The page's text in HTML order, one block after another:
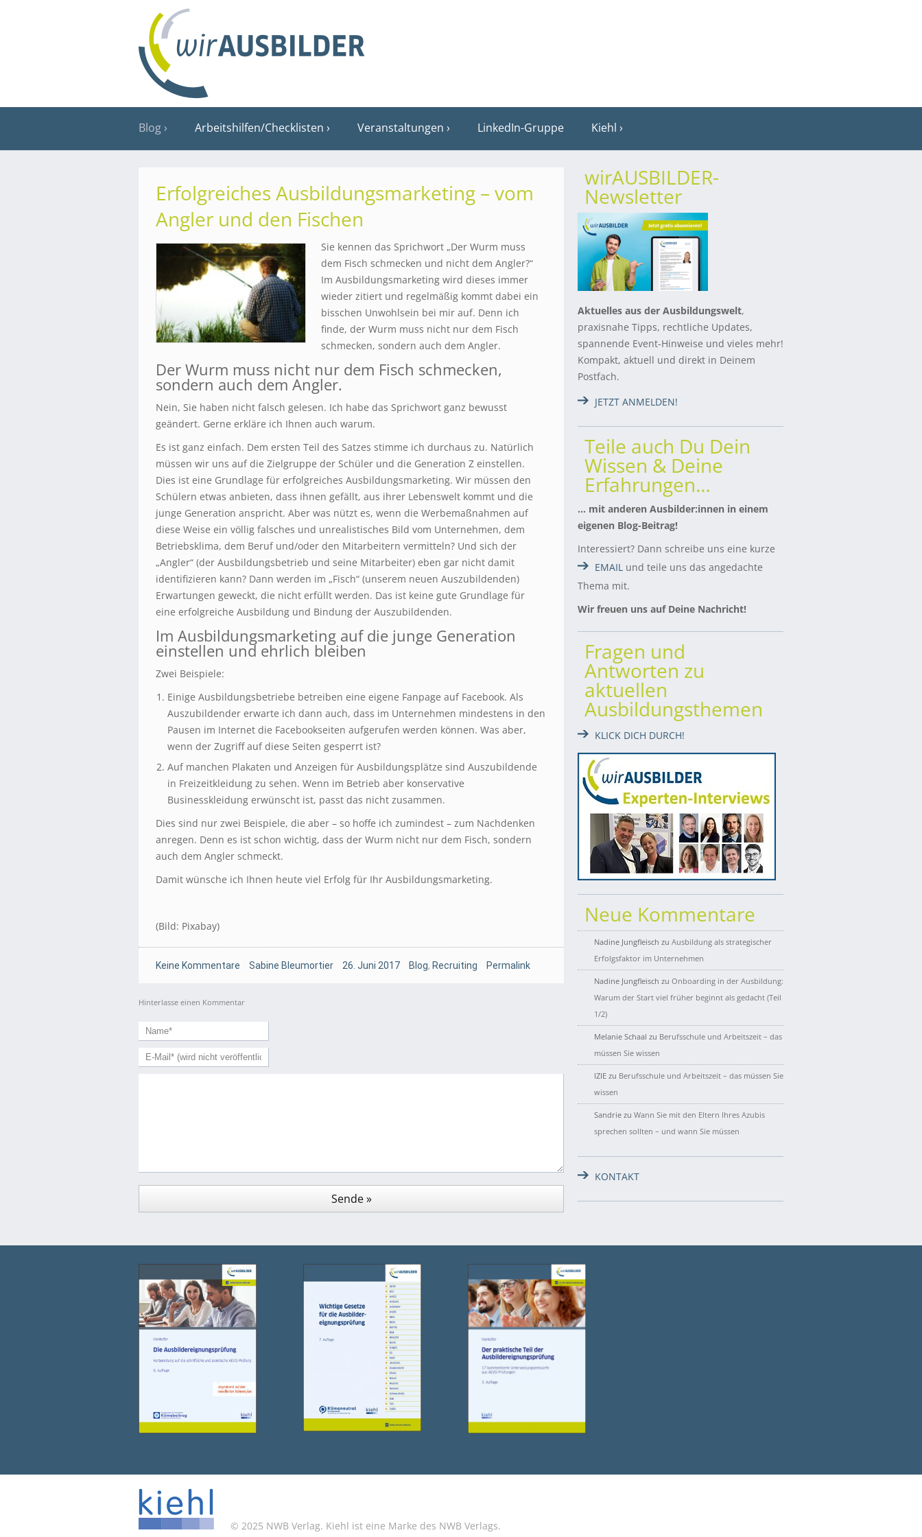
Blog Arbeitshilfen/Checklisten Veranstaltungen LinkedIn-Gruppe Kiehl
Erfolgreiches Ausbildungsmarketing – vom
Angler und den Fischen
Sie kennen das Sprichwort „Der Wurm muss
dem Fisch schmecken und nicht dem Angler?“
Im Ausbildungsmarketing wird dieses immer
wieder zitiert und regelmäßig kommt dabei ein
bisschen Unwohlsein bei mir auf. Denn ich
finde, der Wurm muss nicht nur dem Fisch
schmecken, sondern auch dem Angler.
Der Wurm muss nicht nur dem Fisch schmecken,
sondern auch dem Angler.
Nein, Sie haben nicht falsch gelesen. Ich habe das Sprichwort ganz bewusst
geändert. Gerne erkläre ich Ihnen auch warum.
Es ist ganz einfach. Dem ersten Teil des Satzes stimme ich durchaus zu. Natürlich
müssen wir uns auf die Zielgruppe der Schüler und die Generation Z einstellen.
Dies ist eine Grundlage für erfolgreiches Ausbildungsmarketing. Wir müssen den
Schülern etwas anbieten, dass ihnen gefällt, aus ihrer Lebenswelt kommt und die
junge Generation anspricht. Aber was nützt es, wenn die Werbemaßnahmen auf
diese Weise ein völlig falsches und unrealistisches Bild vom Unternehmen, dem
Betriebsklima, dem Beruf und/oder den Mitarbeitern vermitteln? Und sich der
„Angler“ (der Ausbildungsbetrieb und seine Mitarbeiter) eben gar nicht damit
identifizieren kann? Dann werden im „Fisch“ (unserem neuen Auszubildenden)
Erwartungen geweckt, die nicht erfüllt werden. Das ist keine gute Grundlage für
eine erfolgreiche Ausbildung und Bindung der Auszubildenden.
Im Ausbildungsmarketing auf die junge Generation
einstellen und ehrlich bleiben
Zwei Beispiele:
Einige Ausbildungsbetriebe betreiben eine eigene Fanpage auf Facebook. Als
Auszubildender erwarte ich dann auch, dass im Unternehmen mindestens in den
Pausen im Internet die Facebookseiten aufgerufen werden können. Was aber,
wenn der Zugriff auf diese Seiten gesperrt ist?
Auf manchen Plakaten und Anzeigen für Ausbildungsplätze sind Auszubildende
in Freizeitkleidung zu sehen. Wenn im Betrieb aber konservative
Businesskleidung erwünscht ist, passt das nicht zusammen.
Dies sind nur zwei Beispiele, die aber – so hoffe ich zumindest – zum Nachdenken
anregen. Denn es ist schon wichtig, dass der Wurm nicht nur dem Fisch, sondern
auch dem Angler schmeckt.
Damit wünsche ich Ihnen heute viel Erfolg für Ihr Ausbildungsmarketing.
(Bild: Pixabay)
Keine Kommentare Sabine Bleumortier 26. Juni 2017 Blog, Recruiting Permalink
Hinterlasse einen Kommentar
wirAUSBILDER-
Newsletter
Aktuelles aus der Ausbildungswelt,
praxisnahe Tipps, rechtliche Updates,
spannende Event-Hinweise und vieles mehr!
Kompakt, aktuell und direkt in Deinem
Postfach.
JETZT ANMELDEN!
Teile auch Du Dein
Wissen & Deine
Erfahrungen…
… mit anderen Ausbilder:innen in einem
eigenen Blog-Beitrag!
Interessiert? Dann schreibe uns eine kurze
EMAIL und teile uns das angedachte
Thema mit.
Wir freuen uns auf Deine Nachricht!
Fragen und
Antworten zu
aktuellen
Ausbildungsthemen
KLICK DICH DURCH!
Neue Kommentare
Nadine Jungfleisch zu Ausbildung als strategischer
Erfolgsfaktor im Unternehmen
Nadine Jungfleisch zu Onboarding in der Ausbildung:
Warum der Start viel früher beginnt als gedacht (Teil
1/2)
Melanie Schaal zu Berufsschule und Arbeitszeit – das
müssen Sie wissen
IZIE zu Berufsschule und Arbeitszeit – das müssen Sie
wissen
Sandrie zu Wann Sie mit den Eltern Ihres Azubis
sprechen sollten – und wann Sie müssen
KONTAKT
© 2025 NWB Verlag. Kiehl ist eine Marke des NWB Verlags.